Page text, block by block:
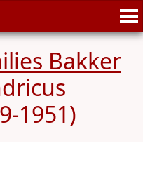
Bakker
1951)